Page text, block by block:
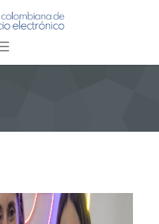
Toggle navigation